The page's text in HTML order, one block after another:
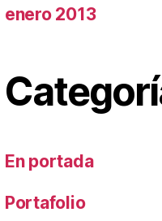
enero 2013
En portada
Portafolio